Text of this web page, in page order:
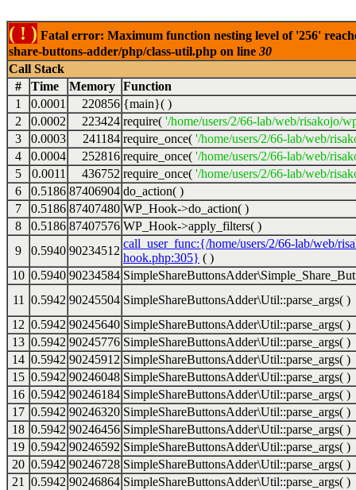
( ! ) Fatal error: Maximum function nesting level of '256'
share-buttons-adder/php/class-util.php on line 30
Call Stack
#
Time Memory Function
1
0.0001 220856 {main}( )
2
0.0002 223424 require( '/home/users/2/66-lab/web/risakojo/
3
0.0003 241184 require_once( '/home/users/2/66-lab/web/
4
0.0004 252816 require_once( '/home/users/2/66-lab/web/
5
0.0011 436752 require_once( '/home/users/2/66-lab/web/
6
0.5186 87406904 do_action( )
7
0.5186 87407480 WP_Hook->do_action( )
8
0.5186 87407576 WP_Hook->apply_filters( )
9
0.5940 90234512
call_user_func:{/home/users/2/66-lab/web/
hook.php:305} ( )
10 0.5940 90234584
11
0.5942 90245504 SimpleShareButtonsAdder\Util::parse_args( )
12 0.5942 90245640 SimpleShareButtonsAdder\Util::parse_args( )
13 0.5942 90245776 SimpleShareButtonsAdder\Util::parse_args( )
14 0.5942 90245912 SimpleShareButtonsAdder\Util::parse_args( )
15 0.5942 90246048 SimpleShareButtonsAdder\Util::parse_args( )
16 0.5942 90246184 SimpleShareButtonsAdder\Util::parse_args( )
17 0.5942 90246320 SimpleShareButtonsAdder\Util::parse_args( )
18 0.5942 90246456 SimpleShareButtonsAdder\Util::parse_args( )
19 0.5942 90246592 SimpleShareButtonsAdder\Util::parse_args( )
20 0.5942 90246728 SimpleShareButtonsAdder\Util::parse_args( )
21
0.5942 90246864 SimpleShareButtonsAdder\Util::parse_args( )